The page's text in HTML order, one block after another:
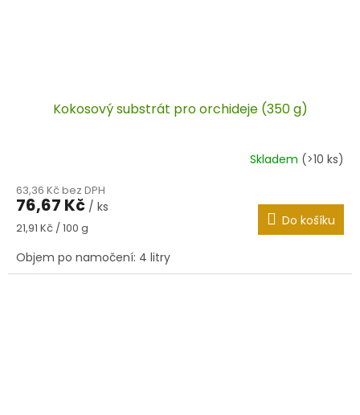
Kokosový substrát pro orchideje (350 g)
Skladem (>10 ks)
63,36 Kč bez DPH
76,67 Kč / ks
Měrná
21,91 Kč / 100 g Do košíku
Objem po namočení: 4 litry